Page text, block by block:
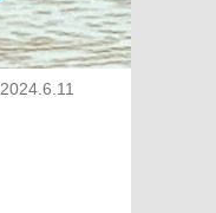
2024.6.11